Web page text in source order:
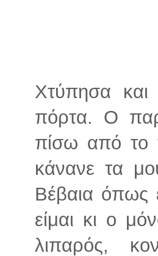
Χτύπησα και
πόρτα. Ο
πίσω από το
κάνανε τα
Βέβαια όπως
είμαι κι ο
λιπαρός,